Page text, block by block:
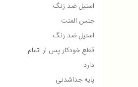
استیل ضد زنگ
جنس المنت
استیل ضد زنگ
قطع خودکار پس از اتمام
دارد
پایه جداشدنی